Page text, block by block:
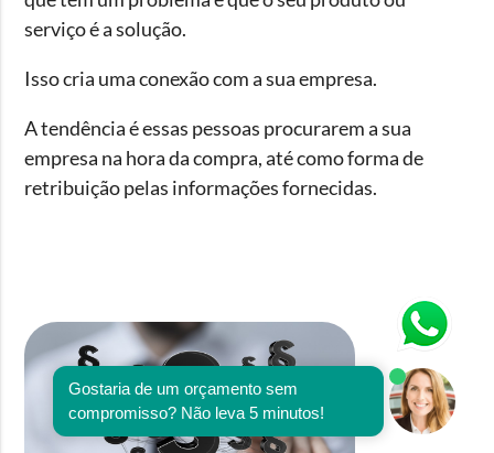
serviço é a solução.
Isso cria uma conexão com a sua empresa.
A tendência é essas pessoas procurarem a sua
empresa na hora da compra, até como forma de
retribuição pelas informações fornecidas.
Gostaria de um orçamento sem
compromisso? Não leva 5 minutos!